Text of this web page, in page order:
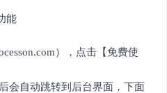
能
），点击【免费使
会自动跳转到后台界面，下面